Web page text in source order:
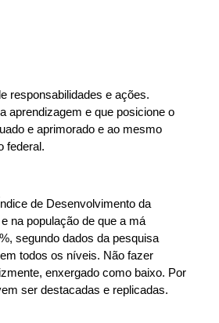
responsabilidades e ações.
aprendizagem e que posicione o
e aprimorado e ao mesmo
federal.
de Desenvolvimento da
na população de que a má
segundo dados da pesquisa
todos os níveis. Não fazer
enxergado como baixo. Por
ser destacadas e replicadas.